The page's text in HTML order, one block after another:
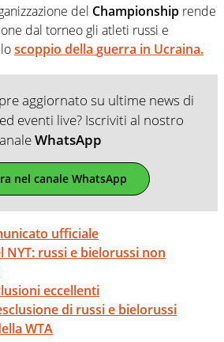
del Championship rende
dal torneo gli atleti russi e
scoppio della guerra in Ucraina.
aggiornato su ultime news di
eventi live? Iscriviti al nostro
WhatsApp
nel canale WhatsApp
ufficiale
NYT: russi e bielorussi non
eccellenti
di russi e bielorussi
WTA